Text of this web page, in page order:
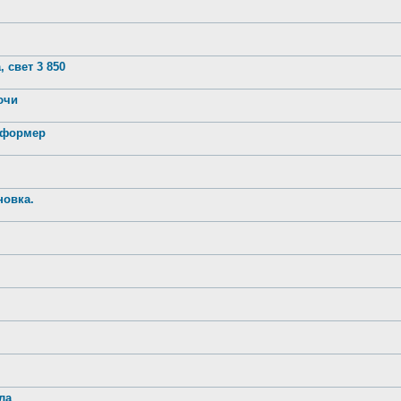
свет 3 850